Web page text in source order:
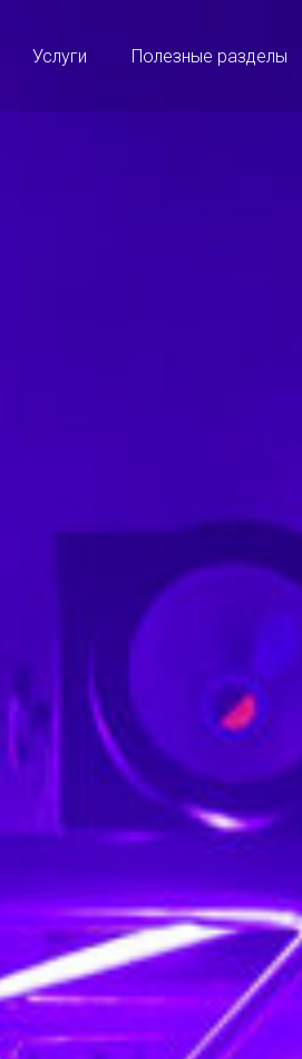
Услуги Полезные разделы